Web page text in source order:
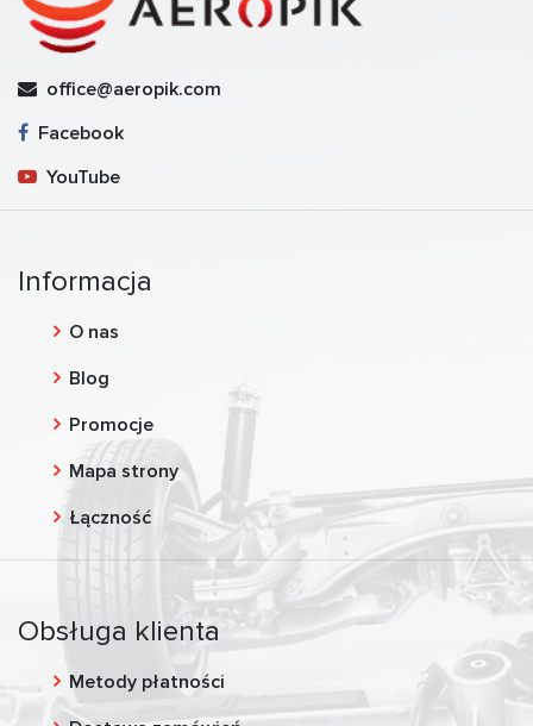
office@aeropik.com
Facebook
YouTube
Informacja
O nas
Blog
Promocje
Mapa strony
Łączność
Obsługa klienta
Metody płatności